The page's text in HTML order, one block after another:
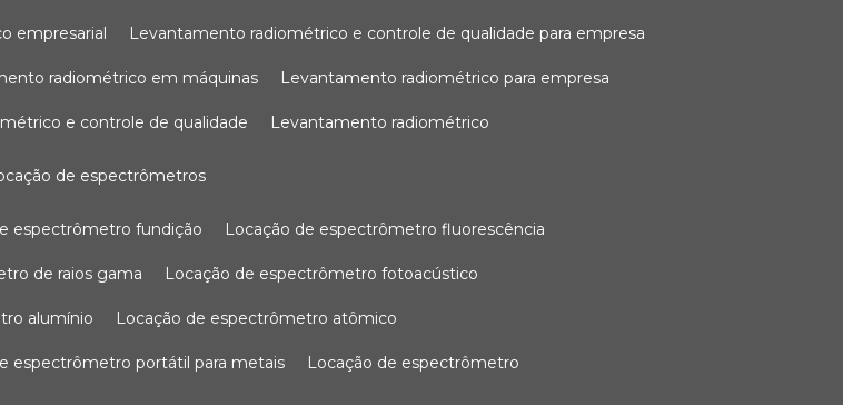
empresarial levantamento radiométrico e controle de qualidade para empresa
radiométrico em máquinas levantamento radiométrico para empresa
e controle de qualidade levantamento radiométrico
de espectrômetros
espectrômetro fundição locação de espectrômetro fluorescência
de raios gama locação de espectrômetro fotoacústico
alumínio locação de espectrômetro atômico
espectrômetro portátil para metais locação de espectrômetro